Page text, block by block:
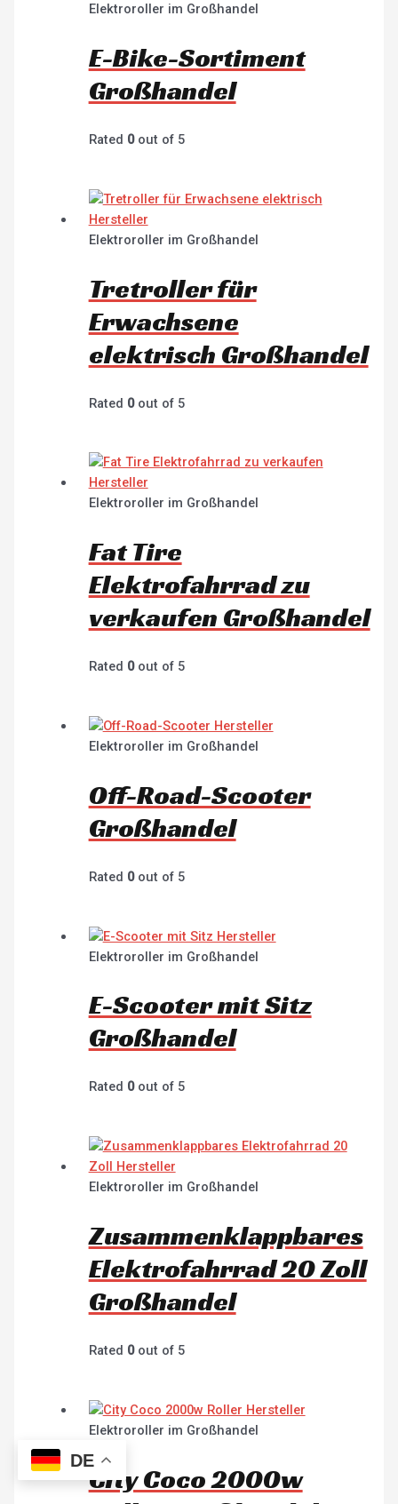
Elektroroller im Großhandel
E-Bike-Sortiment
Großhandel
Rated 0out of 5
Elektroroller im Großhandel
Tretroller für
Erwachsene
elektrisch Großhandel
Rated 0out of 5
Elektroroller im Großhandel
Fat Tire
Elektrofahrrad zu
verkaufen Großhandel
Rated 0out of 5
Elektroroller im Großhandel
Off-Road-Scooter
Großhandel
Rated 0out of 5
Elektroroller im Großhandel
E-Scooter mit Sitz
Großhandel
Rated 0out of 5
Elektroroller im Großhandel
Zusammenklappbares
Elektrofahrrad 20 Zoll
Großhandel
Rated 0out of 5
Elektroroller im Großhandel
City Coco 2000w
DE